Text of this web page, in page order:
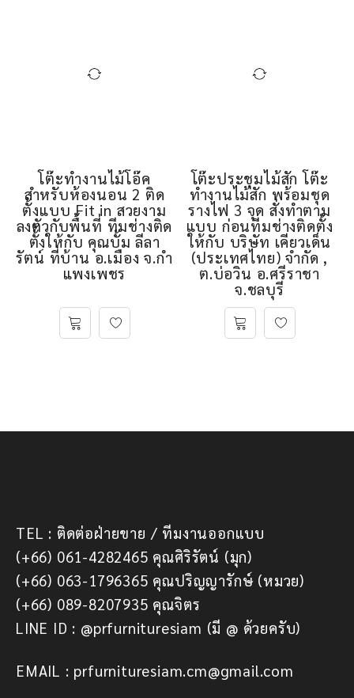
โต๊ะทํางานไม้โอ๊ค
สำหรับห้องนอน 2 ติด
ตั้งแบบ Fit in สวยงาม
ลงตัวกับพื้นที่ ทีมช่างติด
ตั้้งให้กับ คุณบั้ม ลีลา
รัตน์ ที่บ้าน อ.เมือง จ.กํา
แพงเพชร
โต๊ะประชุมไม้สัก โต๊ะ
ทำงานไม้สัก พร้อมชุด
รางไฟ 3 จุด สั่งทำตาม
แบบ ก่อนทีมช่างติดตั้ง
ให้กับ บริษัท เคียวเด็น
(ประเทศไทย) จำกัด ,
ต.บ่อวิน อ.ศรีราชา
จ.ชลบุรี
TEL : ติดต่อฝ่ายขาย / ทีมงานออกแบบ
(+66) 061-4282465 คุณศิริรัตน์ (มุก)
(+66) 063-1796365 คุณปริญญารักษ์ (หมวย)
(+66) 089-8207935 คุณจิตร
LINE ID : @prfurnituresiam (มี @ ด้วยครับ)
EMAIL : prfurnituresiam.cm@gmail.com